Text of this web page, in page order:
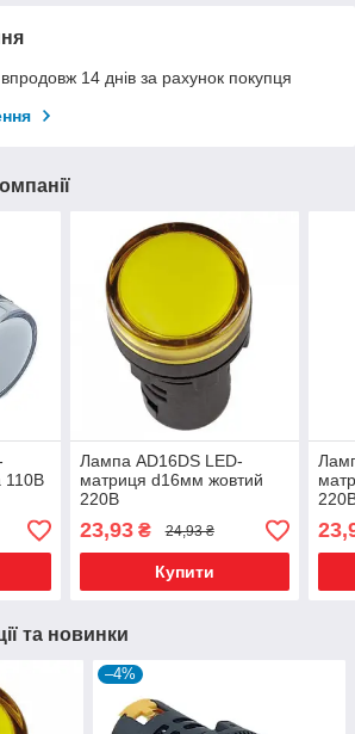
14 днів за рахунок покупця
110В
Лампа AD16DS LED-
матриця d16мм жовтий
220В
23,93₴ 24,93 ₴
Купити
та новинки
–4%